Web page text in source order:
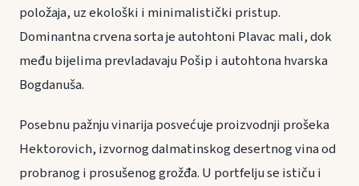
položaja, uz ekološki i minimalistički pristup.
Dominantna crvena sorta je autohtoni Plavac mali, dok
među bijelima prevladavaju Pošip i autohtona hvarska
Bogdanuša.
Posebnu pažnju vinarija posvećuje proizvodnji prošeka
Hektorovich, izvornog dalmatinskog desertnog vina od
probranog i prosušenog grožđa. U portfelju se ističu i